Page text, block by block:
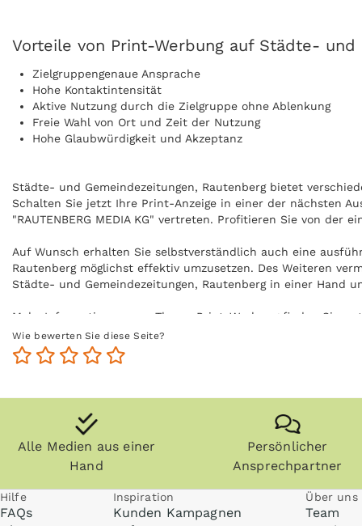
Vorteile von Print-Werbung auf Städte- und
Zielgruppengenaue Ansprache
Hohe Kontaktintensität
Aktive Nutzung durch die Zielgruppe ohne Ablenkung
Freie Wahl von Ort und Zeit der Nutzung
Hohe Glaubwürdigkeit und Akzeptanz
Städte- und Gemeindezeitungen, Rautenberg bietet
Schalten Sie jetzt Ihre Print-Anzeige in einer der nächsten
"RAUTENBERG MEDIA KG" vertreten. Profitieren Sie von
Auf Wunsch erhalten Sie selbstverständlich auch eine
Rautenberg möglichst effektiv umzusetzen. Des Weiteren
Städte- und Gemeindezeitungen, Rautenberg in einer Hand
Mehr Informationen zum Thema Print-Werbung finden Sie
Wie bewerten Sie diese Seite?
Alle Medien aus einer
Hand
Persönlicher
Ansprechpartner
Hilfe
FAQs
Inspiration
Kunden Kampagnen
Über uns
Team